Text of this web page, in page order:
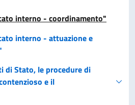
interno - coordinamento"
interno - attuazione e
di Stato, le procedure di
e il